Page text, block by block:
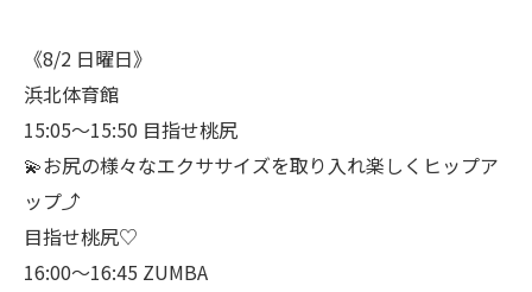
《8/2 日曜日》
浜北体育館
15:05〜15:50 目指せ桃尻
💫お尻の様々なエクササイズを取り入れ楽しくヒップア
ップ⤴️
目指せ桃尻♡
16:00〜16:45 ZUMBA